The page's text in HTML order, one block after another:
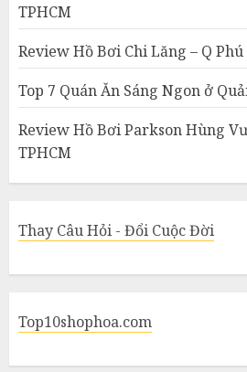
TPHCM
Review Hồ Bơi Chi Lăng – Q
Top 7 Quán Ăn Sáng Ngon ở
Review Hồ Bơi Parkson Hùng
TPHCM
Thay Câu Hỏi - Đổi Cuộc Đời
Top10shophoa.com